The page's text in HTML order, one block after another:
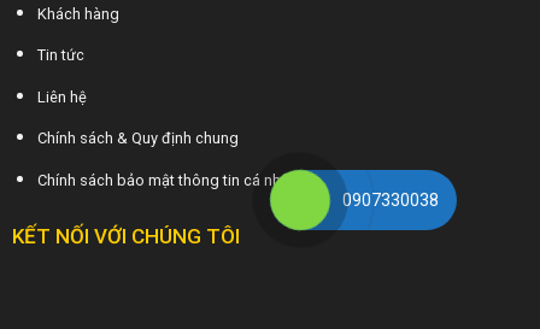
Khách hàng
Tin tức
Liên hệ
Chính sách & Quy định chung
Chính sách bảo mật thông tin cá nhân
KẾT NỐI VỚI CHÚNG TÔI
0907330038